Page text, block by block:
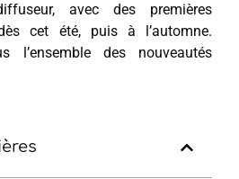
avec des premières
cet été, puis à l’automne.
l’ensemble des nouveautés